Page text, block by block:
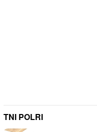
TNI POLRI